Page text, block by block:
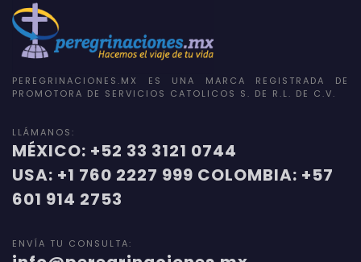
PEREGRINACIONES.MX ES UNA MARCA REGISTRADA DE
PROMOTORA DE SERVICIOS CATOLICOS S. DE R.L. DE C.V.
LLÁMANOS:
MÉXICO: +52 33 3121 0744
USA: +1 760 2227 999 COLOMBIA: +57
601 914 2753
ENVÍA TU CONSULTA: